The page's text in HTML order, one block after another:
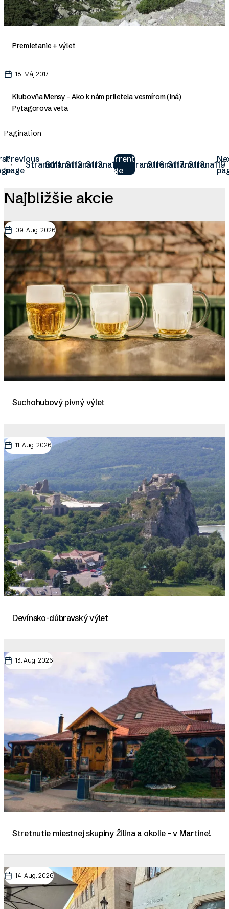
Premietanie + výlet
18. Máj 2017
Klubovňa Mensy - Ako k nám priletela vesmírom (iná)
Pytagorova veta
Pagination
Previous
page
Strana111
Strana112
Strana113
Strana114
Current
page
115
Strana116
Strana117
Strana118
Strana119
Najbližšie akcie
09. Aug. 2026
Suchohubový pivný výlet
11. Aug. 2026
Devínsko-dúbravský výlet
13. Aug. 2026
Stretnutie miestnej skupiny Žilina a okolie - v Martine!
14. Aug. 2026